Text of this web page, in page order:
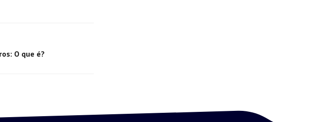
O que é?